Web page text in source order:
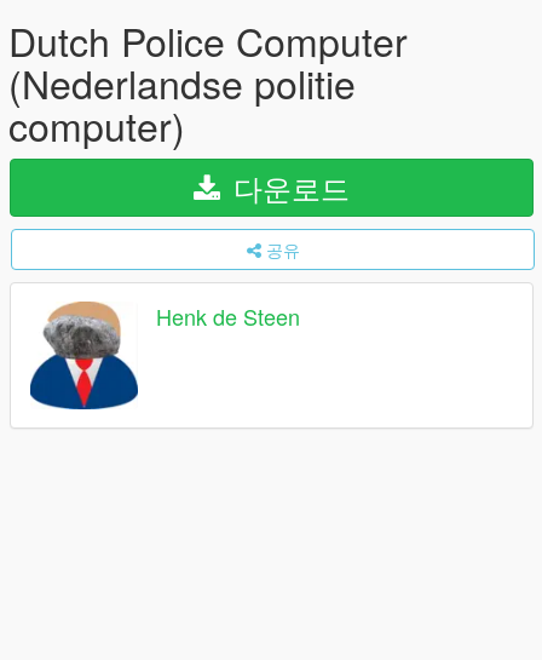
Dutch Police Computer
(Nederlandse politie
computer)
다운로드
공유
Henk de Steen